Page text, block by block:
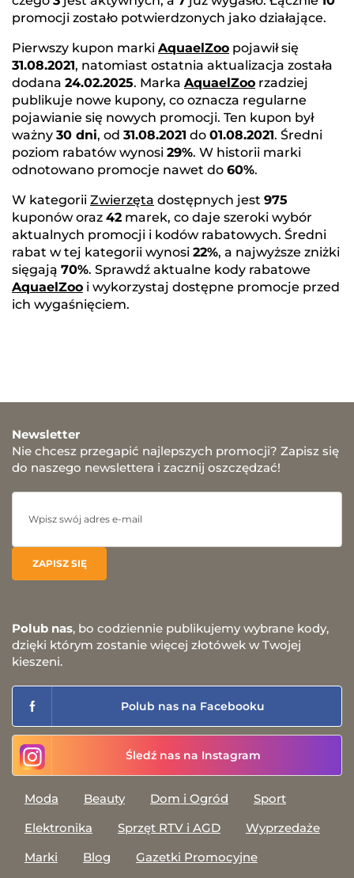
promocji zostało potwierdzonych jako działające.
Pierwszy kupon marki AquaelZoo pojawił się
31.08.2021, natomiast ostatnia aktualizacja została
dodana 24.02.2025. Marka AquaelZoo rzadziej
publikuje nowe kupony, co oznacza regularne
pojawianie się nowych promocji. Ten kupon był
ważny 30 dni, od 31.08.2021 do 01.08.2021. Średni
poziom rabatów wynosi 29%. W historii marki
odnotowano promocje nawet do 60%.
W kategorii Zwierzęta dostępnych jest 975
kuponów oraz 42 marek, co daje szeroki wybór
aktualnych promocji i kodów rabatowych. Średni
rabat w tej kategorii wynosi 22%, a najwyższe zniżki
sięgają 70%. Sprawdź aktualne kody rabatowe
AquaelZoo i wykorzystaj dostępne promocje przed
ich wygaśnięciem.
Newsletter
Nie chcesz przegapić najlepszych promocji? Zapisz się
do naszego newslettera i zacznij oszczędzać!
Polub nas, bo codziennie publikujemy wybrane kody,
dzięki którym zostanie więcej złotówek w Twojej
kieszeni.
Polub nas na Facebooku
Śledź nas na Instagram
Moda Beauty Dom i Ogród
Sport
Elektronika
Sprzęt RTV i AGD
Wyprzedaże
Marki
Blog
Gazetki Promocyjne